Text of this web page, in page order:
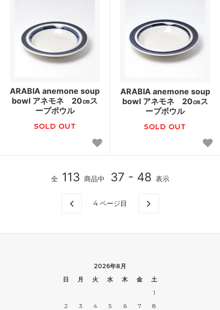
ARABIA anemone soup
bowl アネモネ 20㎝ス
ープボウル
SOLD OUT
ARABIA anemone soup
bowl アネモネ 20㎝ス
ープボウル
SOLD OUT
全 113 商品中 37 - 48 表示
4 ページ目
2026年8月
日
月 火 水 木 金
土
1
2
3 4 5 6 7
8